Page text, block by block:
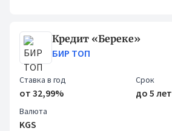
Кредит «Береке»
БИР ТОП
Ставка в год
от 32,99%
Срок
до 5 лет
Валюта
KGS